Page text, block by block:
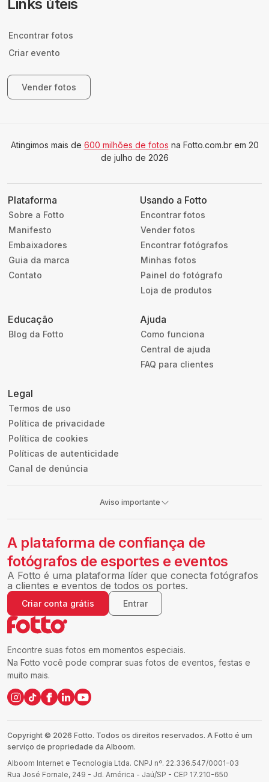
Links úteis
Encontrar fotos
Criar evento
Vender fotos
Atingimos mais de 600 milhões de fotos na Fotto.com.br em 20
de julho de 2026
Plataforma
Sobre a Fotto
Manifesto
Embaixadores
Guia da marca
Contato
Usando a Fotto
Encontrar fotos
Vender fotos
Encontrar fotógrafos
Minhas fotos
Painel do fotógrafo
Loja de produtos
Educação
Blog da Fotto
Ajuda
Como funciona
Central de ajuda
FAQ para clientes
Legal
Termos de uso
Política de privacidade
Política de cookies
Políticas de autenticidade
Canal de denúncia
Aviso importante
Encontre suas fotos em momentos especiais.
Na Fotto você pode comprar suas fotos de eventos, festas e
muito mais.
A plataforma de confiança de
fotógrafos de esportes e eventos
A Fotto é uma plataforma líder que conecta fotógrafos
a clientes e eventos de todos os portes.
Criar conta grátis Entrar
Copyright © 2026 Fotto. Todos os direitos reservados. A Fotto é um
serviço de propriedade da Alboom.
Alboom Internet e Tecnologia Ltda. CNPJ nº. 22.336.547/0001-03
Rua José Fornale, 249 - Jd. América - Jaú/SP - CEP 17.210-650